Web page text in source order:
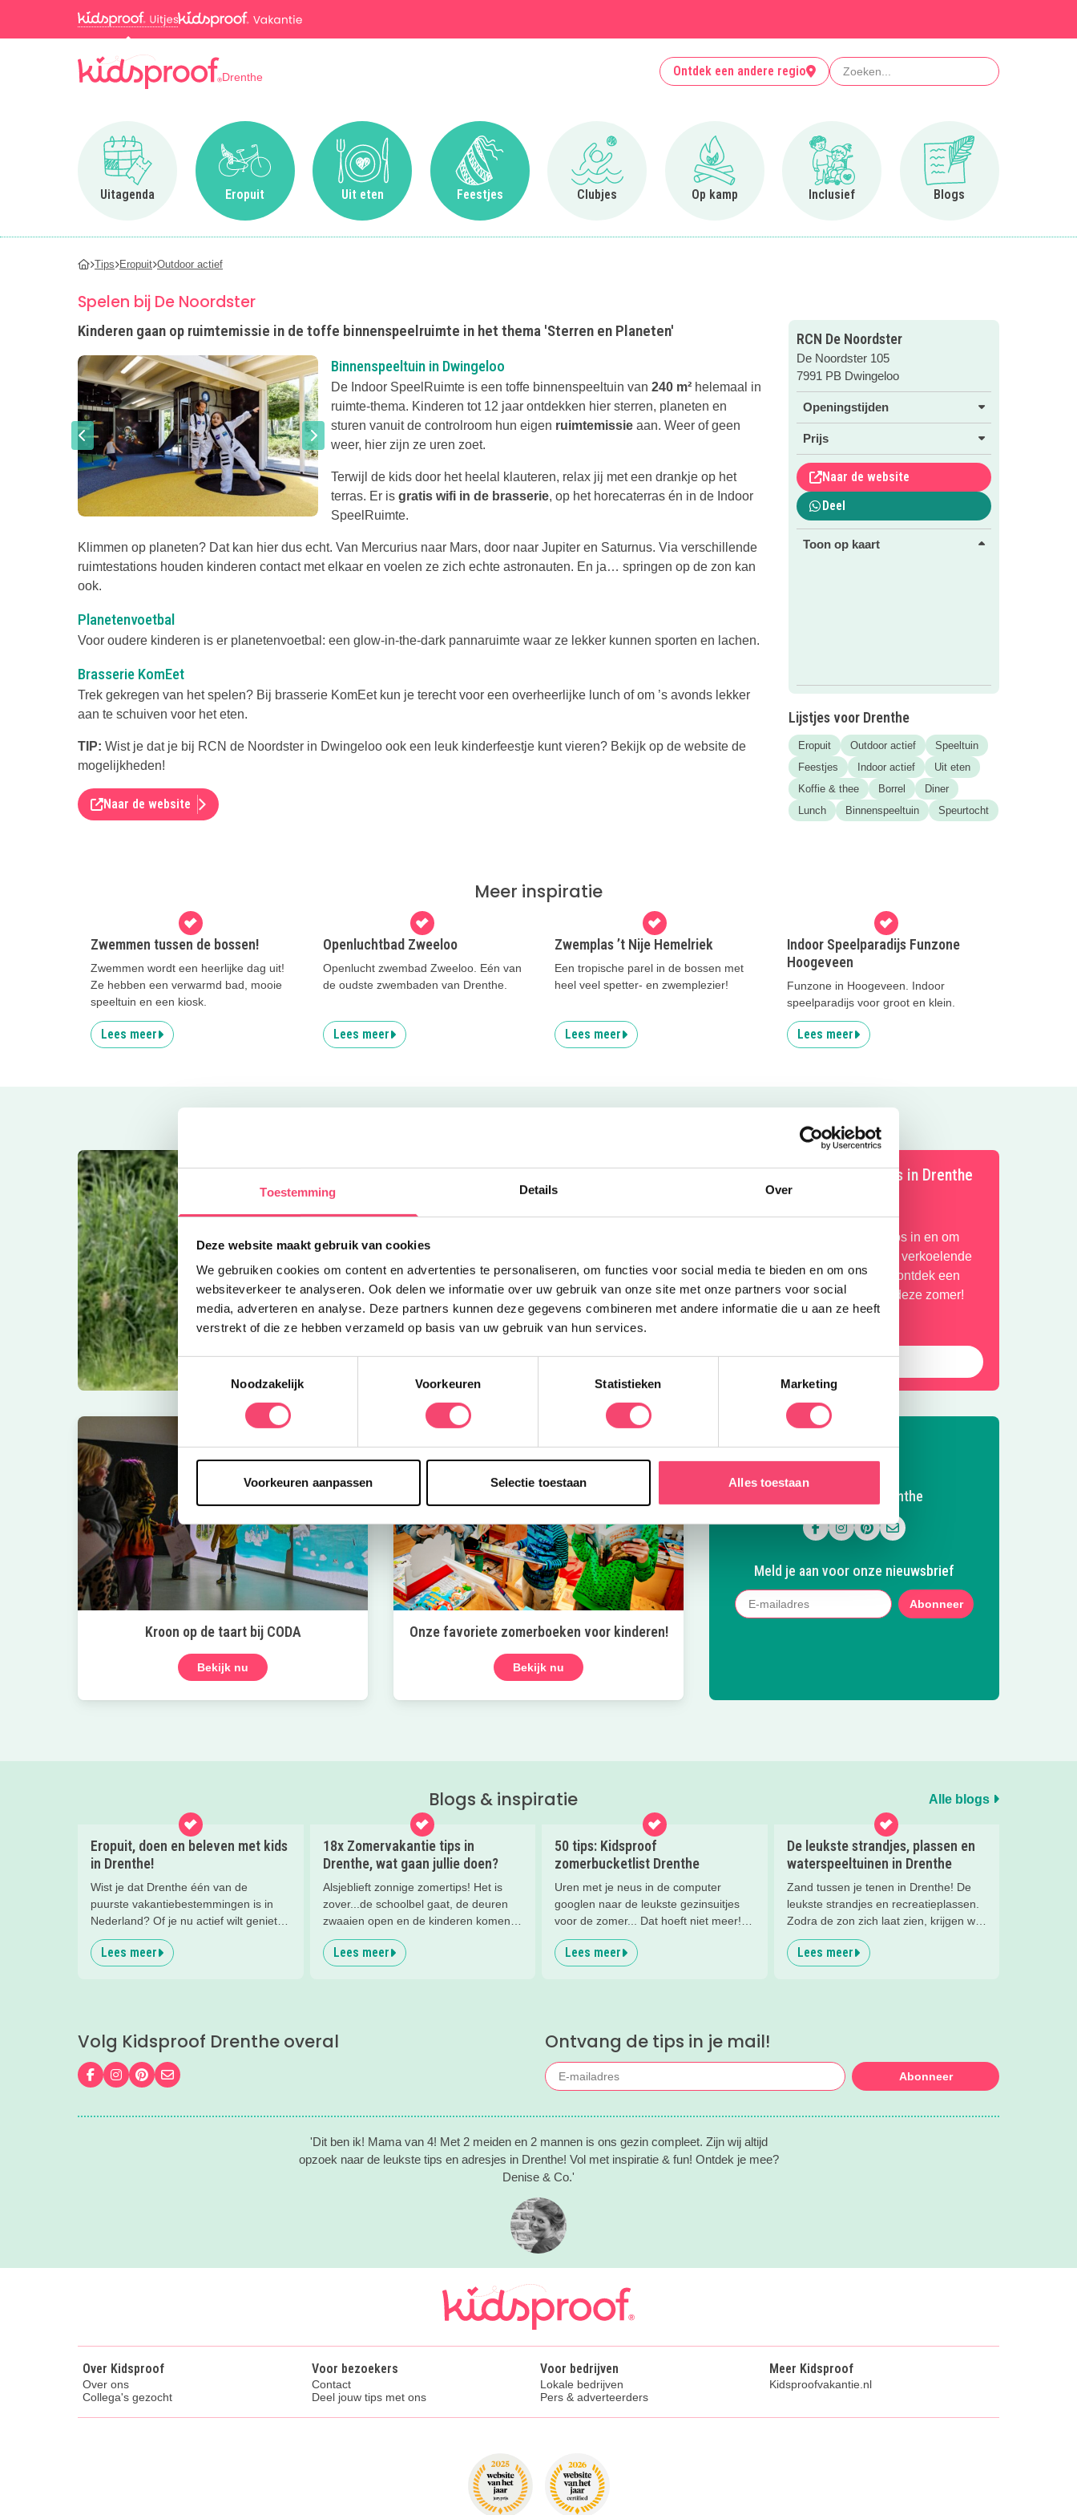
Toestemming Details Over
Deze website maakt gebruik van cookies
We gebruiken cookies om content en advertenties te personaliseren, om functies voor social media te bieden en om ons
websiteverkeer te analyseren. Ook delen we informatie over uw gebruik van onze site met onze partners voor social
media, adverteren en analyse. Deze partners kunnen deze gegevens combineren met andere informatie die u aan ze heeft
verstrekt of die ze hebben verzameld op basis van uw gebruik van hun services.
Toestemmingsselectie
Noodzakelijk
Voorkeuren Statistieken Marketing
Voorkeuren aanpassen Selectie toestaan Alles toestaan
Drenthe Ontdek een andere regio Zoeken
Uitagenda
Ga naar Uitagenda
Eropuit
Ga naar Eropuit
Uit eten
Ga naar Uit eten
Feestjes
Ga naar Feestjes
Clubjes
Ga naar Clubjes
Op kamp
Ga naar Op kamp
Inclusief
Ga naar Inclusief
Blogs
Ga naar Blogs
Tips Eropuit Outdoor actief
Spelen bij De Noordster
Kinderen gaan op ruimtemissie in de toffe binnenspeelruimte in het thema 'Sterren en Planeten'
Binnenspeeltuin in Dwingeloo
De Indoor SpeelRuimte is een toffe binnenspeeltuin van 240 m² helemaal in
ruimte-thema. Kinderen tot 12 jaar ontdekken hier sterren, planeten en
sturen vanuit de controlroom hun eigen ruimtemissie aan. Weer of geen
weer, hier zijn ze uren zoet.
Terwijl de kids door het heelal klauteren, relax jij met een drankje op het
terras. Er is gratis wifi in de brasserie, op het horecaterras én in de Indoor
SpeelRuimte.
Klimmen op planeten? Dat kan hier dus echt. Van Mercurius naar Mars, door naar Jupiter en Saturnus. Via verschillende
ruimtestations houden kinderen contact met elkaar en voelen ze zich echte astronauten. En ja… springen op de zon kan
ook.
Planetenvoetbal
Voor oudere kinderen is er planetenvoetbal: een glow-in-the-dark pannaruimte waar ze lekker kunnen sporten en lachen.
Brasserie KomEet
Trek gekregen van het spelen? Bij brasserie KomEet kun je terecht voor een overheerlijke lunch of om ’s avonds lekker
aan te schuiven voor het eten.
TIP: Wist je dat je bij RCN de Noordster in Dwingeloo ook een leuk kinderfeestje kunt vieren? Bekijk op de website de
mogelijkheden!
Naar de website
RCN De Noordster
De Noordster 105
7991 PB Dwingeloo
Openingstijden
Prijs
Naar de website
Deel
Toon op kaart
Lijstjes voor Drenthe
Eropuit Outdoor actief
Speeltuin
Feestjes
Indoor actief
Uit eten
Koffie & thee
Borrel
Diner
Lunch
Binnenspeeltuin Speurtocht
Meer inspiratie
Zwemmen tussen de bossen!
Zwemmen wordt een heerlijke dag uit!
Ze hebben een verwarmd bad, mooie
speeltuin en een kiosk.
Lees meer
Openluchtbad Zweeloo
Openlucht zwembad Zweeloo. Eén van
de oudste zwembaden van Drenthe.
Lees meer
Zwemplas ’t Nije Hemelriek
Een tropische parel in de bossen met
heel veel spetter- en zwemplezier!
Lees meer
Indoor Speelparadijs Funzone
Hoogeveen
Funzone in Hoogeveen. Indoor
speelparadijs voor groot en klein.
Lees meer
De leukste zomervakantie tips in Drenthe
Ontdek de leukste zomer gezin tips in en om
Drenthe. Van kidsproof festival tot verkoelende
speeltuinen en zwemplekken. Of ontdek een
van de andere spannende uitjes deze zomer!
Naar de tips!
Kroon op de taart bij CODA
Bekijk nu
Onze favoriete zomerboeken voor kinderen!
Bekijk nu
Volg Kidsproof Drenthe
Volg ons op Facebook
Volg ons op Instagram
Volg ons op Pinterest
Mail ons
Meld je aan voor onze nieuwsbrief
Abonneer
Blogs & inspiratie Alle blogs
Eropuit, doen en beleven met kids
in Drenthe!
Wist je dat Drenthe één van de
puurste vakantiebestemmingen is in
Nederland? Of je nu actief wilt genieten
van de prachtige natuur of er een
gezellig dagje op uit wilt, met je
met de kids!
Lees meer
18x Zomervakantie tips in
Drenthe, wat gaan jullie doen?
Alsjeblieft zonnige zomertips! Het is
zover...de schoolbel gaat, de deuren
zwaaien open en de kinderen komen
huppelend naar buiten. Zes weken
vakantie, heerlijk! Maar er zullen ook
Lees meer
50 tips: Kidsproof
zomerbucketlist Drenthe
Uren met je neus in de computer
googlen naar de leukste gezinsuitjes
voor de zomer... Dat hoeft niet meer!
Deze zomerbucketlist staat vol met
leuke dingen in Drenthe die je gedaan
Lees meer
De leukste strandjes, plassen en
waterspeeltuinen in Drenthe
Zand tussen je tenen in Drenthe! De
leukste strandjes en recreatieplassen.
Zodra de zon zich laat zien, krijgen we
spontaan zin in een dagje waterpret!
Gelukkig hoef je voor een heerlijk
Lees meer
Volg Kidsproof Drenthe overal
Volg ons op Facebook
Volg ons op Instagram
Volg ons op Pinterest
Mail ons
Ontvang de tips in je mail!
Abonneer
'Dit ben ik! Mama van 4! Met 2 meiden en 2 mannen is ons gezin compleet. Zijn wij altijd
opzoek naar de leukste tips en adresjes in Drenthe! Vol met inspiratie & fun! Ontdek je mee?
Denise & Co.'
Over Kidsproof
Over ons
Collega's gezocht
Voor bezoekers
Contact
Deel jouw tips met ons
Voor bedrijven
Lokale bedrijven
Pers & adverteerders
Meer Kidsproof
Kidsproofvakantie.nl